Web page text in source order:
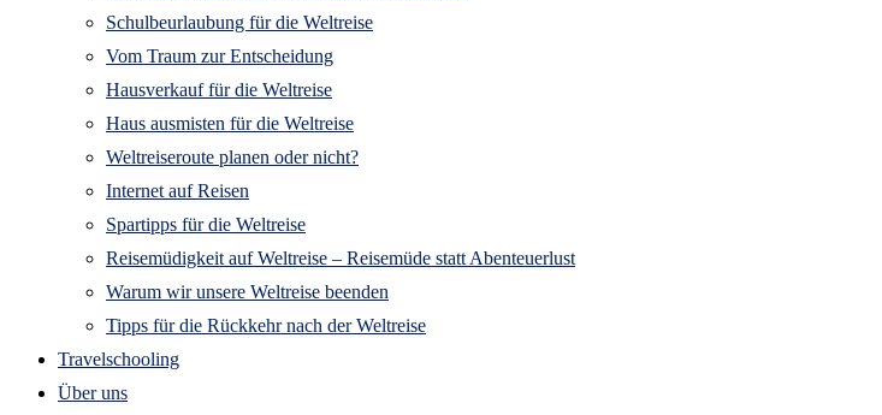
Schulbeurlaubung für die Weltreise
Vom Traum zur Entscheidung
Hausverkauf für die Weltreise
Haus ausmisten für die Weltreise
Weltreiseroute planen oder nicht?
Internet auf Reisen
Spartipps für die Weltreise
Reisemüdigkeit auf Weltreise – Reisemüde statt Abenteuerlust
Warum wir unsere Weltreise beenden
Tipps für die Rückkehr nach der Weltreise
Travelschooling
Über uns